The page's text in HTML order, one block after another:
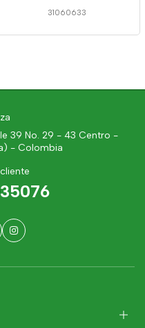
31060633
39 No. 29 - 43 Centro -
- Colombia